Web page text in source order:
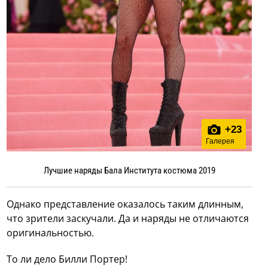
+23
Галерея
Лучшие наряды Бала Института костюма 2019
Однако представление оказалось таким длинным,
что зрители заскучали. Да и наряды не отличаются
оригинальностью.
То ли дело Билли Портер!